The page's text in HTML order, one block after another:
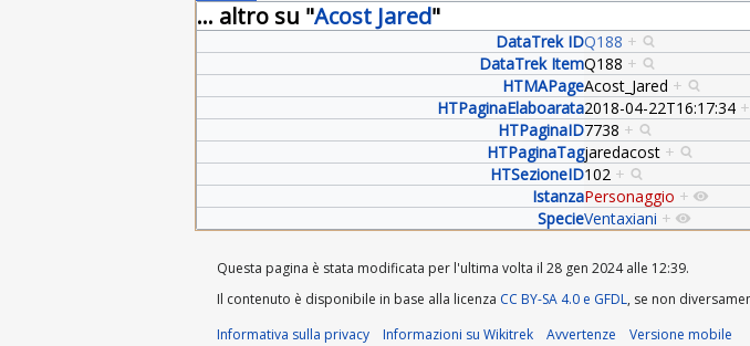
... altro su "Acost Jared"
DataTrek IDQ188 +
DataTrek ItemQ188 +
HTMAPageAcost_Jared +
HTPaginaElaboarata2018-04-22T16:17:34 +
HTPaginaID7738 +
HTPaginaTagjaredacost +
HTSezioneID102 +
IstanzaPersonaggio +
SpecieVentaxiani +
Questa pagina è stata modificata per l'ultima volta il 28 gen 2024 alle 12:39.
Il contenuto è disponibile in base alla licenza CC BY-SA 4.0 e GFDL, se non
Informativa sulla privacy
Informazioni su Wikitrek Avvertenze Versione mobile